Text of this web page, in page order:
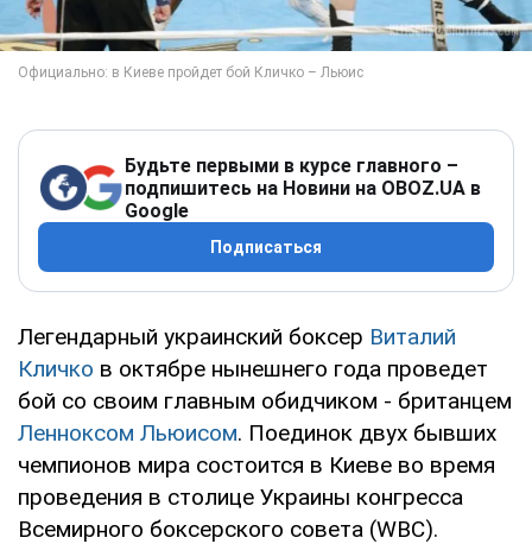
Будьте первыми в курсе главного –
подпишитесь на Новини на OBOZ.UA в
Google
Подписаться
Легендарный украинский боксер Виталий
Кличко в октябре нынешнего года проведет
бой со своим главным обидчиком - британцем
Ленноксом Льюисом. Поединок двух бывших
чемпионов мира состоится в Киеве во время
проведения в столице Украины конгресса
Всемирного боксерского совета (WBC).